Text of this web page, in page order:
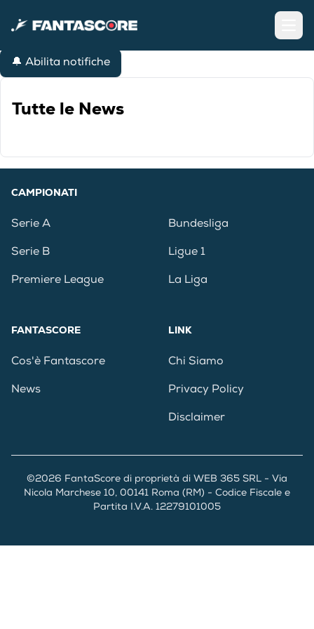
🔔 Abilita notifiche
Tutte le News
CAMPIONATI
Serie A
Serie B
Premiere League
Bundesliga
Ligue 1
La Liga
FANTASCORE
Cos'è Fantascore
News
LINK
Chi Siamo
Privacy Policy
Disclaimer
©2026 FantaScore di proprietà di WEB 365 SRL - Via
Nicola Marchese 10, 00141 Roma (RM) - Codice Fiscale e
Partita I.V.A. 12279101005